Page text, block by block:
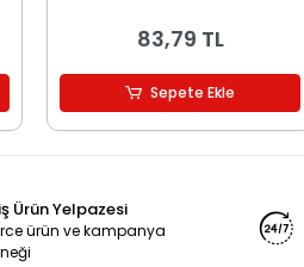
83,79 TL
Sepete Ekle
Ürün Yelpazesi
ürün ve kampanya